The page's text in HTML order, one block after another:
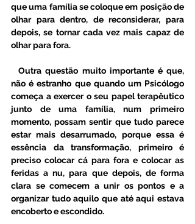
que uma família se coloque em posição de
olhar para dentro, de reconsiderar, para
depois, se tornar cada vez mais capaz de
olhar para fora.
  Outra questão muito importante é que,
não é estranho que quando um Psicólogo
começa a exercer o seu papel terapêutico
junto de uma família, num primeiro
momento, possam sentir que tudo parece
estar mais desarrumado, porque essa é
essência da transformação, primeiro é
preciso colocar cá para fora e colocar as
feridas a nu, para que depois, de forma
clara se comecem a unir os pontos e a
organizar tudo aquilo que até aqui estava
encoberto e escondido.